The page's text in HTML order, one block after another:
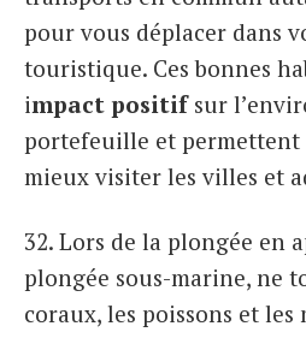
pour vous déplacer dans
touristique. Ces bonnes
impact positifsur
portefeuille et permettent
mieux visiter les villes et
32. Lors de la plongée en
plongée sous-marine, ne
coraux, les poissons et les